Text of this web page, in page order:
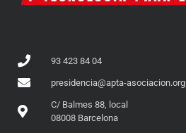
93 423 84 04
presidencia@apta-asociacion.org
C/ Balmes 88, local
08008 Barcelona